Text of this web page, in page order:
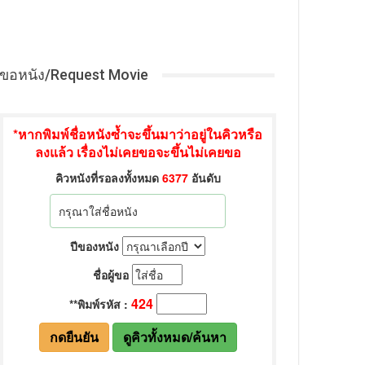
อหนัง/Request Movie